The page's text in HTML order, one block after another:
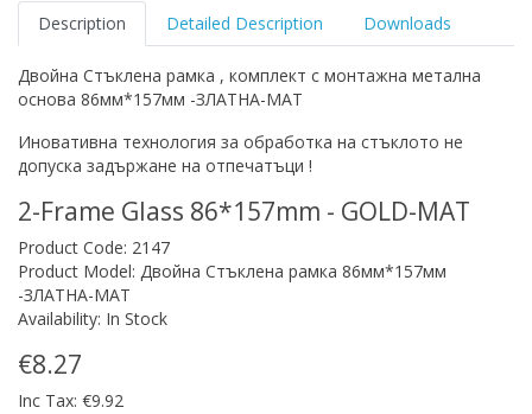
Description Detailed Description Downloads
Двойна Стъклена рамка , комплект с монтажна метална
основа 86мм*157мм -ЗЛАТНА-МАТ
Иновативна технология за обработка на стъклото не
допуска задържане на отпечатъци !
2-Frame Glass 86*157mm - GOLD-MAT
Product Code: 2147
Product Model: Двойна Стъклена рамка 86мм*157мм
-ЗЛАТНА-МАТ
Availability: In Stock
€8.27
Inc Tax: €9.92